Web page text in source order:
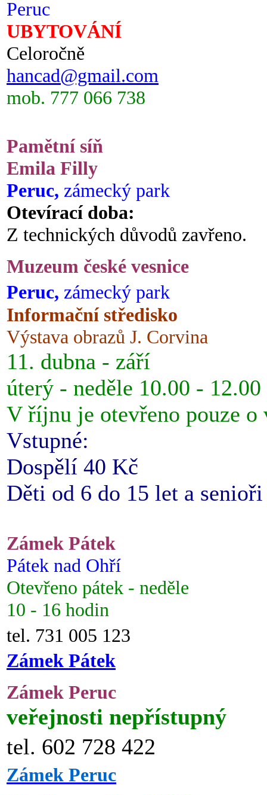
Peruc
UBYTOVÁNÍ
Celoročně
hancad@gmail.com
mob. 777 066 738
Pamětní síň
Emila Filly
Peruc, zámecký park
Otevírací doba:
Z technických důvodů zavřeno.
Muzeum české vesnice
Peruc, zámecký park
Informační středisko
Výstava obrazů J. Corvina
11. dubna - září
úterý - neděle 10.00 -
V říjnu je otevřeno pouze o
Vstupné:
Dospělí 40 Kč
Děti od 6 do 15 let a
Zámek Pátek
Pátek nad Ohří
Otevřeno pátek - neděle
10 - 16 hodin
tel. 731 005 123
Zámek Pátek
Zámek Peruc
veřejnosti nepřístupný
tel. 602 728 422
Zámek Peruc